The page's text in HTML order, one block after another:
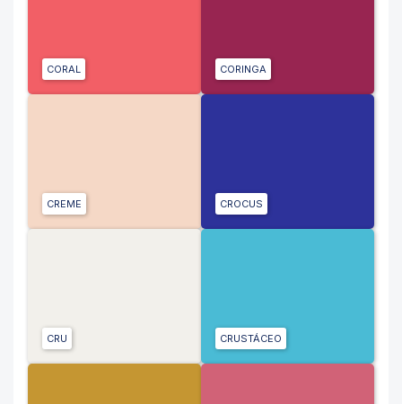
CORAL CORINGA
CREME CROCUS
CRU CRUSTÁCEO